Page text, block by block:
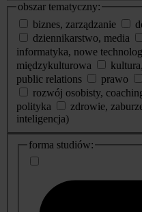
obszar tematyczny:
biznes, zarządzanie
dziennikarstwo, media
informatyka, nowe
międzykulturowa
public relations
prawo
rozwój osobisty,
polityka
zdrowie,
inteligencja)
dodatkowe
informacje
forma studiów: